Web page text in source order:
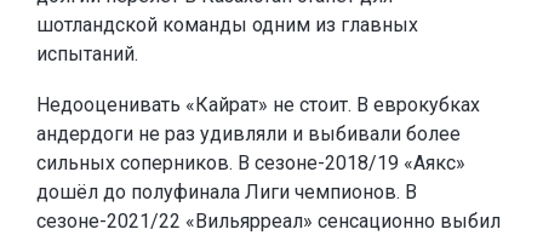
шотландской команды одним из главных
испытаний.
Недооценивать «Кайрат» не стоит. В еврокубках
андердоги не раз удивляли и выбивали более
сильных соперников. В сезоне-2018/19 «Аякс»
дошёл до полуфинала Лиги чемпионов. В
сезоне-2021/22 «Вильярреал» сенсационно выбил